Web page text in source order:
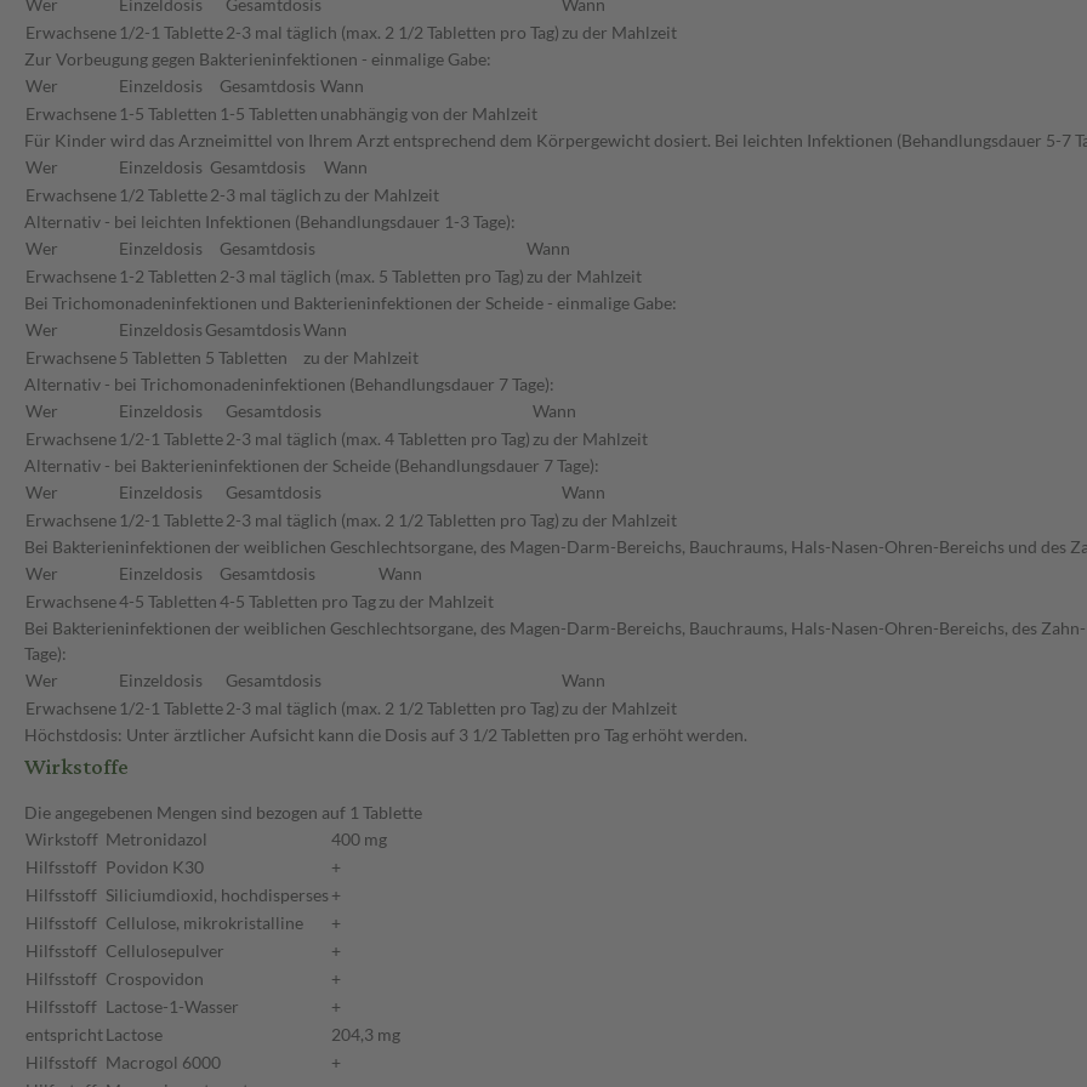
Wer Einzeldosis Gesamtdosis
Wann
Erwachsene 1/2-1 Tablette2-3 mal täglich (max. 2 1/2 Tabletten pro Tag) zu der Mahlzeit
Zur Vorbeugung gegen Bakterieninfektionen - einmalige Gabe:
Wer
Einzeldosis Gesamtdosis Wann
Erwachsene 1-5 Tabletten 1-5 Tabletten unabhängig von der Mahlzeit
Für Kinder wird das Arzneimittel von Ihrem Arzt entsprechend dem Körpergewicht dosiert. Bei leichten Infektionen (Behandlungsdauer 5-7
Wer
Einzeldosis Gesamtdosis
Wann
Erwachsene 1/2 Tablette2-3 mal täglich zu der Mahlzeit
Alternativ - bei leichten Infektionen (Behandlungsdauer 1-3 Tage):
Wer
Einzeldosis Gesamtdosis
Wann
Erwachsene 1-2 Tabletten 2-3 mal täglich (max. 5 Tabletten pro Tag) zu der Mahlzeit
Bei Trichomonadeninfektionen und Bakterieninfektionen der Scheide - einmalige Gabe:
Wer
Einzeldosis GesamtdosisWann
Erwachsene5 Tabletten 5 Tabletten
zu der Mahlzeit
Alternativ - bei Trichomonadeninfektionen (Behandlungsdauer 7 Tage):
Wer
Einzeldosis Gesamtdosis
Wann
Erwachsene 1/2-1 Tablette2-3 mal täglich (max. 4 Tabletten pro Tag) zu der Mahlzeit
Alternativ - bei Bakterieninfektionen der Scheide (Behandlungsdauer 7 Tage):
Wer
Einzeldosis Gesamtdosis
Wann
Erwachsene 1/2-1 Tablette2-3 mal täglich (max. 2 1/2 Tabletten pro Tag) zu der Mahlzeit
Bei Bakterieninfektionen der weiblichen Geschlechtsorgane, des Magen-Darm-Bereichs, Bauchraums, Hals-Nasen-Ohren-Bereichs und des
Wer
Einzeldosis Gesamtdosis
Wann
Erwachsene4-5 Tabletten4-5 Tabletten pro Tagzu der Mahlzeit
Bei Bakterieninfektionen der weiblichen Geschlechtsorgane, des Magen-Darm-Bereichs, Bauchraums, Hals-Nasen-Ohren-Bereichs, des
Tage):
Wer
Einzeldosis Gesamtdosis
Wann
Erwachsene 1/2-1 Tablette2-3 mal täglich (max. 2 1/2 Tabletten pro Tag) zu der Mahlzeit
Höchstdosis: Unter ärztlicher Aufsicht kann die Dosis auf 3 1/2 Tabletten pro Tag erhöht werden.
Wirkstoffe
Die angegebenen Mengen sind bezogen auf 1 Tablette
Wirkstoff Metronidazol
400 mg
Hilfsstoff Povidon K30
+
Hilfsstoff Siliciumdioxid, hochdisperses +
Hilfsstoff Cellulose, mikrokristalline
+
Hilfsstoff Cellulosepulver
+
Hilfsstoff Crospovidon
+
Hilfsstoff Lactose-1-Wasser
+
entsprichtLactose
204,3 mg
Hilfsstoff Macrogol 6000
+